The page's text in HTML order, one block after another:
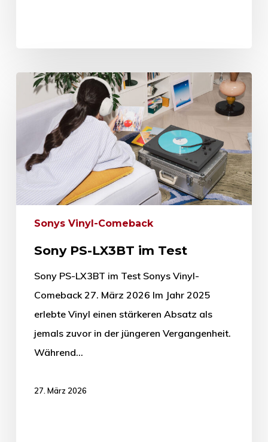
Sonys Vinyl-Comeback
Sony PS-LX3BT im Test
Sony PS-LX3BT im Test Sonys Vinyl-
Comeback 27. März 2026 Im Jahr 2025
erlebte Vinyl einen stärkeren Absatz als
jemals zuvor in der jüngeren Vergangenheit.
Während…
27. März 2026